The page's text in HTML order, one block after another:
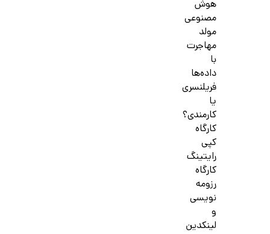
هوش
مصنوعی
مولد
مهاجرت
با
داده‌ها
فریلنسری
یا
کارمندی؟
کارگاه
کپی
رایتینگ
کارگاه
رزومه
نویسی
و
لینکدین